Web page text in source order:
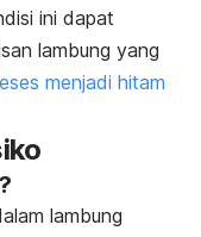
ini dapat
lambung yang
menjadi hitam
lambung